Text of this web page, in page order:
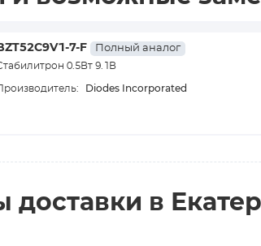
7-F Полный аналог
0.5Вт 9.1В
Diodes Incorporated
доставки в